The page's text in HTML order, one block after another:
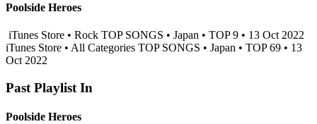
Poolside Heroes
iTunes Store • Rock TOP SONGS • Japan • TOP 9 • 13 Oct 2022
iTunes Store • All Categories TOP SONGS • Japan • TOP 69 • 13
Oct 2022
Past Playlist In
Poolside Heroes